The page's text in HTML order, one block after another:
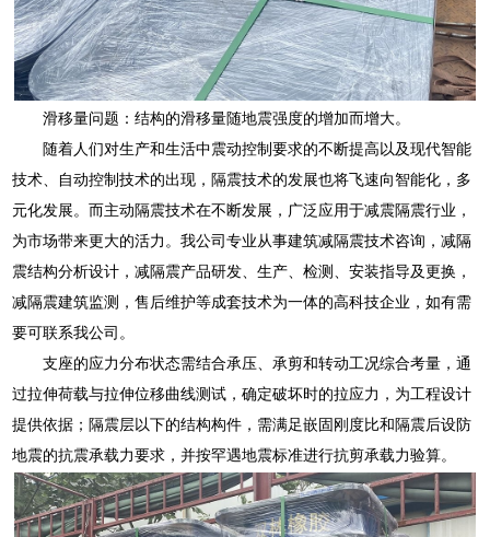
滑移量问题：结构的滑移量随地震强度的增加而增大。
随着人们对生产和生活中震动控制要求的不断提高以及现代智能
技术、自动控制技术的出现，隔震技术的发展也将飞速向智能化，多
元化发展。而主动隔震技术在不断发展，广泛应用于减震隔震行业，
为市场带来更大的活力。我公司专业从事建筑减隔震技术咨询，减隔
震结构分析设计，减隔震产品研发、生产、检测、安装指导及更换，
减隔震建筑监测，售后维护等成套技术为一体的高科技企业，如有需
要可联系我公司。
支座的应力分布状态需结合承压、承剪和转动工况综合考量，通
过拉伸荷载与拉伸位移曲线测试，确定破坏时的拉应力，为工程设计
提供依据；隔震层以下的结构构件，需满足嵌固刚度比和隔震后设防
地震的抗震承载力要求，并按罕遇地震标准进行抗剪承载力验算。